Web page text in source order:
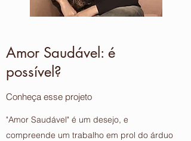
Amor Saudável: é
possível?
Conheça esse projeto
"Amor Saudável" é um desejo, e
compreende um trabalho em prol do árduo